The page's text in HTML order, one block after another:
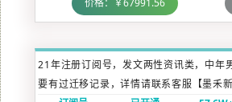
价格：￥67991.56
21年注册订阅号，发文两性资讯类，中年
要有过迁移记录，详情请联系客服【墨禾新